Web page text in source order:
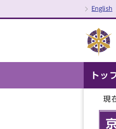
English
トッ
現